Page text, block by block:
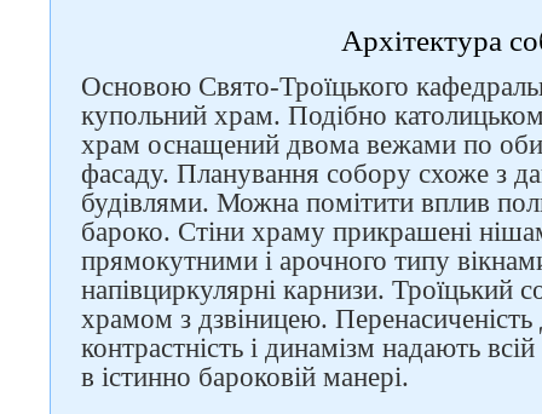
Архітектура
Основою Свято-Троїцького
купольний храм. Подібно
храм оснащений двома вежами по
фасаду. Планування собору схоже з
будівлями. Можна помітити вплив
бароко. Стіни храму прикрашені
прямокутними і арочного типу
напівциркулярні карнизи. Троїцький
храмом з дзвіницею. Перенасиченість
контрастність і динамізм надають
в істинно бароковій манері.